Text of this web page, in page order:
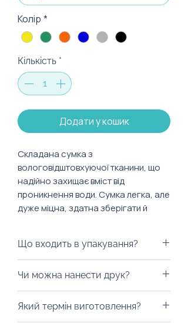
Колір *
Кількість *
Додати у кошик
Складана сумка з
вологовідштовхуючої тканини, що
надійно захищає вміст від
проникнення води. Сумка легка, але
дуже міцна, здатна зберігати й
Характеристики:
100% поліестеру
Розмір М - складена 65*11 см,
закручена равликом 11*5 см,
заповнена 45*45 см.
Що входить в упакування?
будь-яку коробку на ваш смак,
пакети з екологічних матеріалів,
дой-паки або будь-який інший
Чи можна нанести друк?
Ми можемо нанести логотип на
Який термін виготовлення?